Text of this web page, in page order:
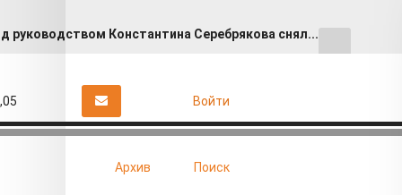
руководством Константина Серебрякова снял...
стали реже ходить к психологам ...
СВО
Войти
Архив Поиск